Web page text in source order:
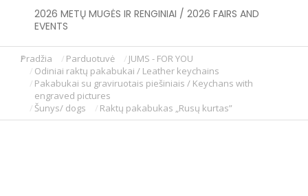
2026 METŲ MUGĖS IR RENGINIAI / 2026 FAIRS AND
EVENTS
You are here:
Pradžia Parduotuvė
JUMS - FOR YOU
Odiniai raktų pakabukai / Leather keychains
Pakabukai su graviruotais piešiniais / Keychans with
engraved pictures
Šunys/ dogs
Raktų pakabukas „Rusų kurtas”